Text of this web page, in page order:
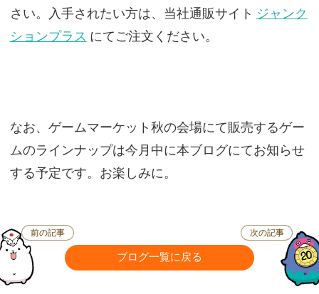
さい。入手されたい方は、当社通販サイト ジャンク
ションプラス にてご注文ください。
なお、ゲームマーケット秋の会場にて販売するゲー
ムのラインナップは今月中に本ブログにてお知らせ
する予定です。お楽しみに。
前の記事
ブログ一覧に戻る
次の記事